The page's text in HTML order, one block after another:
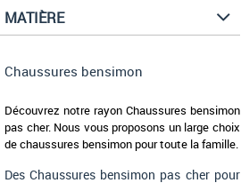
MATIÈRE
Chaussures bensimon
Découvrez notre rayon Chaussures bensimon
pas cher. Nous vous proposons un large choix
de chaussures bensimon pour toute la famille.
Des Chaussures bensimon pas cher pour